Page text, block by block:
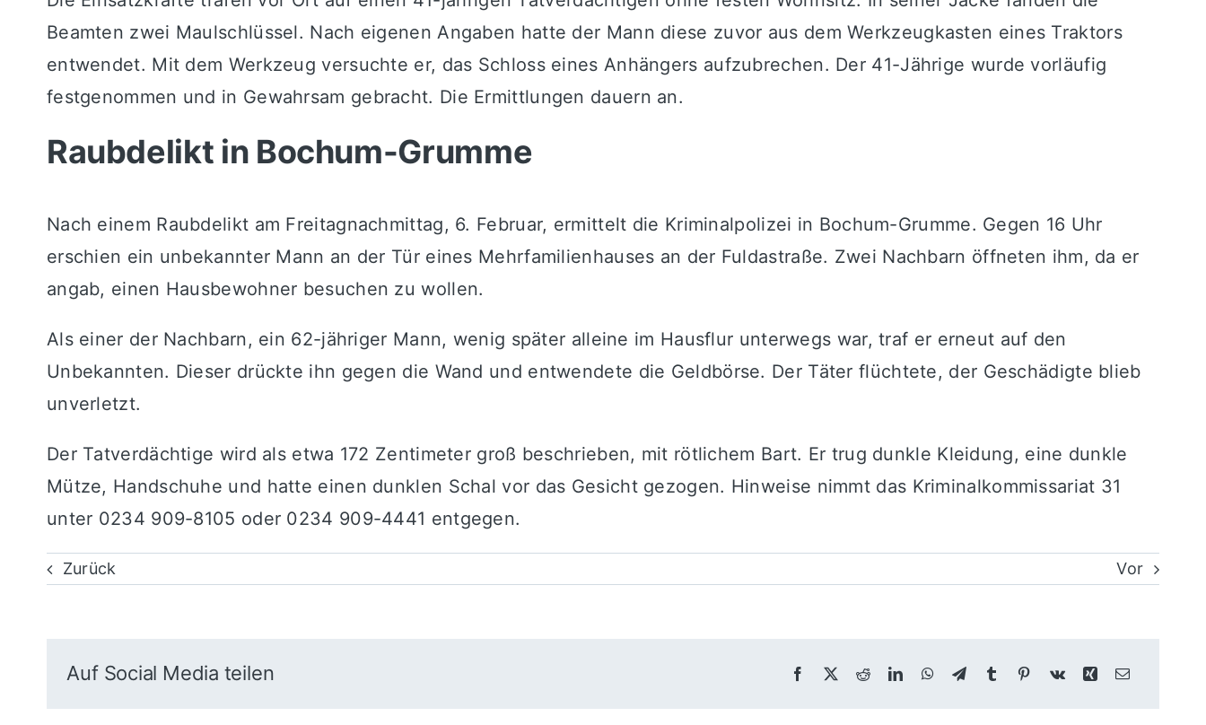
Beamten zwei Maulschlüssel. Nach eigenen Angaben hatte der Mann diese zuvor aus dem Werkzeugkasten eines Traktors
entwendet. Mit dem Werkzeug versuchte er, das Schloss eines Anhängers aufzubrechen. Der 41-Jährige wurde vorläufig
festgenommen und in Gewahrsam gebracht. Die Ermittlungen dauern an.
Raubdelikt in Bochum-Grumme
Nach einem Raubdelikt am Freitagnachmittag, 6. Februar, ermittelt die Kriminalpolizei in Bochum-Grumme. Gegen 16 Uhr
erschien ein unbekannter Mann an der Tür eines Mehrfamilienhauses an der Fuldastraße. Zwei Nachbarn öffneten ihm, da er
angab, einen Hausbewohner besuchen zu wollen.
Als einer der Nachbarn, ein 62-jähriger Mann, wenig später alleine im Hausflur unterwegs war, traf er erneut auf den
Unbekannten. Dieser drückte ihn gegen die Wand und entwendete die Geldbörse. Der Täter flüchtete, der Geschädigte blieb
unverletzt.
Der Tatverdächtige wird als etwa 172 Zentimeter groß beschrieben, mit rötlichem Bart. Er trug dunkle Kleidung, eine dunkle
Mütze, Handschuhe und hatte einen dunklen Schal vor das Gesicht gezogen. Hinweise nimmt das Kriminalkommissariat 31
unter 0234 909-8105 oder 0234 909-4441 entgegen.
Zurück Vor
Auf Social Media teilen